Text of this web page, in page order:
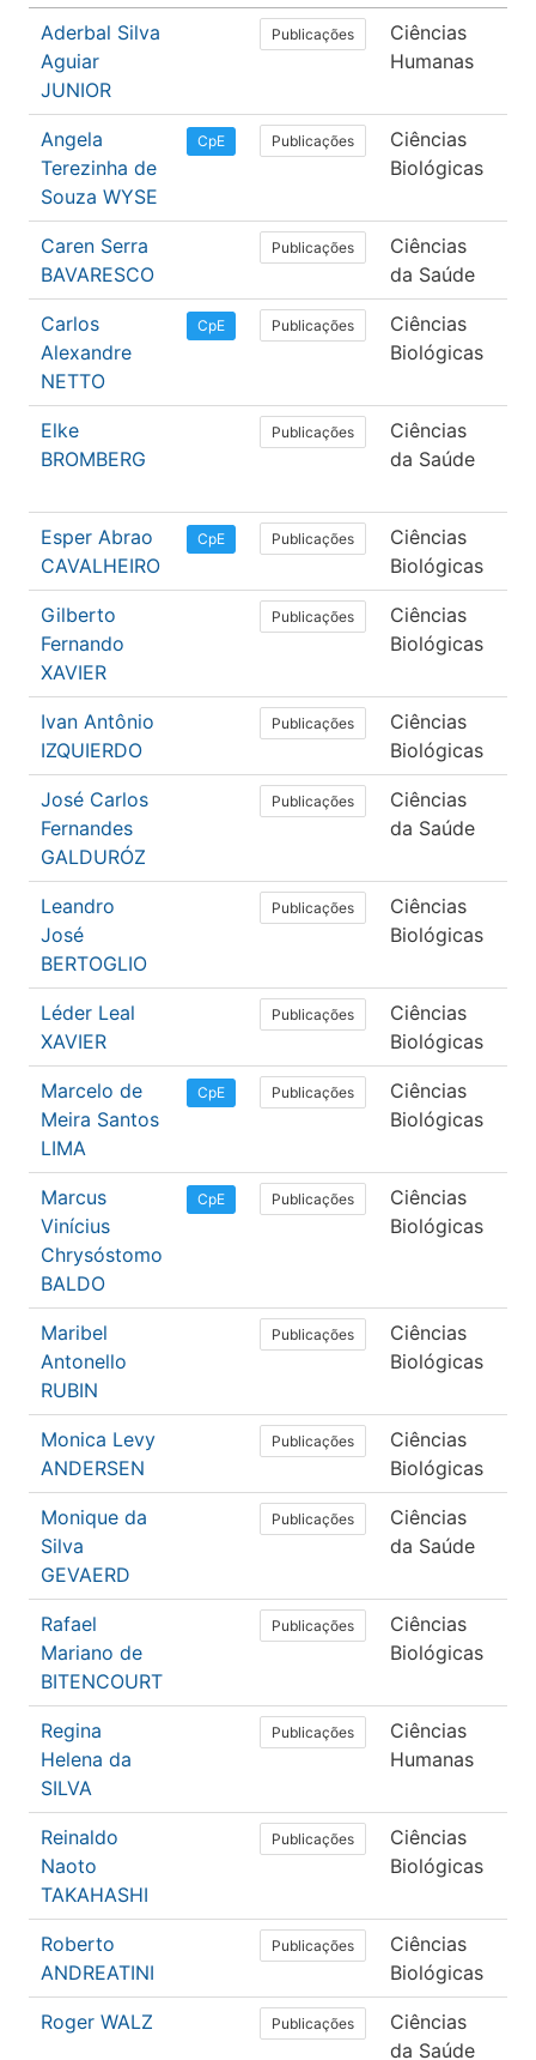
Aderbal Silva
Aguiar
JUNIOR
Publicações
Ciências
Humanas
Angela
Terezinha de
Souza WYSE
CpE Publicações
Ciências
Biológicas
Caren Serra
BAVARESCO
Publicações
Ciências
da Saúde
Carlos
Alexandre
NETTO
CpE Publicações
Ciências
Biológicas
Elke
BROMBERG
Publicações
Ciências
da Saúde
Esper Abrao
CAVALHEIRO
CpE Publicações
Ciências
Biológicas
Gilberto
Fernando
XAVIER
Publicações
Ciências
Biológicas
Ivan Antônio
IZQUIERDO
Publicações
Ciências
Biológicas
José Carlos
Fernandes
GALDURÓZ
Publicações
Ciências
da Saúde
Leandro
José
BERTOGLIO
Publicações
Ciências
Biológicas
Léder Leal
XAVIER
Publicações
Ciências
Biológicas
Marcelo de
Meira Santos
LIMA
CpE Publicações
Ciências
Biológicas
Marcus
Vinícius
Chrysóstomo
BALDO
CpE Publicações
Ciências
Biológicas
Maribel
Antonello
RUBIN
Publicações
Ciências
Biológicas
Monica Levy
ANDERSEN
Publicações
Ciências
Biológicas
Monique da
Silva
GEVAERD
Publicações
Ciências
da Saúde
Rafael
Mariano de
BITENCOURT
Publicações
Ciências
Biológicas
Regina
Helena da
SILVA
Publicações
Ciências
Humanas
Reinaldo
Naoto
TAKAHASHI
Publicações
Ciências
Biológicas
Roberto
ANDREATINI
Publicações
Ciências
Biológicas
Roger WALZ Publicações
Ciências
da Saúde